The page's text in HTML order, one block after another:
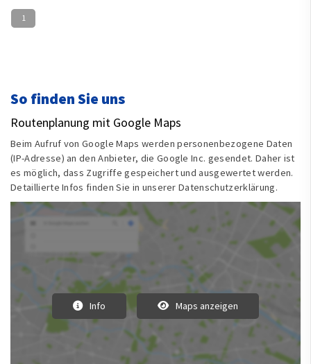
1
So finden Sie uns
Routenplanung mit Google Maps
Beim Aufruf von Google Maps werden personenbezogene Daten
(IP-Adresse) an den Anbieter, die Google Inc. gesendet. Daher ist
es möglich, dass Zugriffe gespeichert und ausgewertet werden.
Detaillierte Infos finden Sie in unserer Datenschutzerklärung.
Info Maps anzeigen